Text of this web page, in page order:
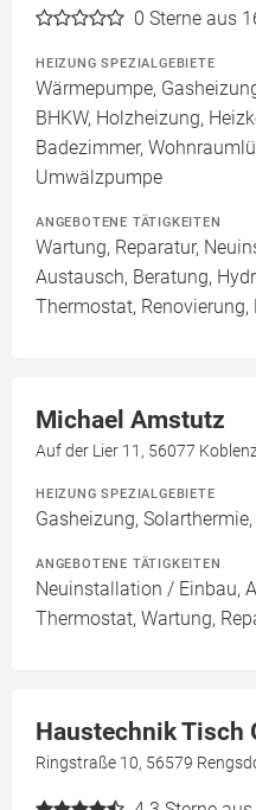
0 Sterne aus
HEIZUNG SPEZIALGEBIETE
Wärmepumpe,
BHKW, Holzheizung,
Badezimmer,
Umwälzpumpe
ANGEBOTENE TÄTIGKEITEN
Wartung, Reparatur,
Austausch, Beratung,
Thermostat,
Michael Amstutz
Auf der Lier 11, 56077
HEIZUNG SPEZIALGEBIETE
Gasheizung,
ANGEBOTENE TÄTIGKEITEN
Neuinstallation / Einbau,
Thermostat, Wartung,
Haustechnik Tisch
Ringstraße 10, 56579